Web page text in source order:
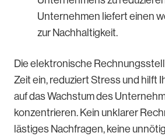
Unternehmen liefert einen
zur Nachhaltigkeit.
Die elektronische
Zeit ein, reduziert Stress und hilft
auf das Wachstum des
konzentrieren. Kein unklarer
lästiges Nachfragen, keine